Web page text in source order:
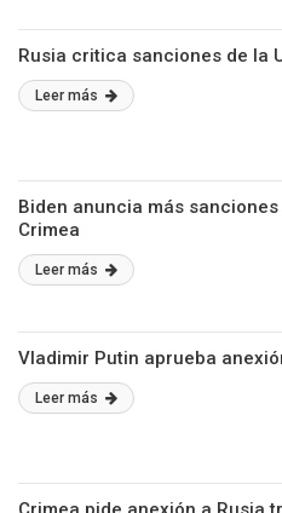
Rusia critica sanciones de la
Leer más
Biden anuncia más
Crimea
Leer más
Vladimir Putin aprueba
Leer más